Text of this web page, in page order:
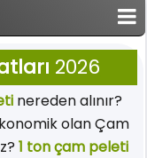
2026
nereden alınır?
olan Çam
1 ton çam peleti